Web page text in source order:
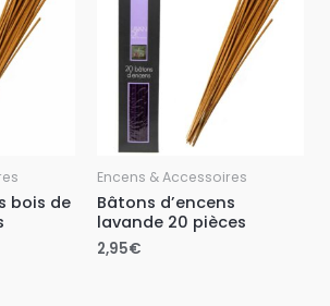
bois de
Encens & Accessoires
Bâtons d’encens
lavande 20 pièces
2,95€